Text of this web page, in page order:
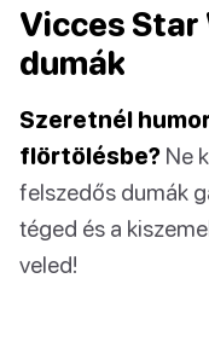
Vicces Star
dumák
Szeretnél
flörtölésbe? Ne
felszedős dumák
téged és a
veled!